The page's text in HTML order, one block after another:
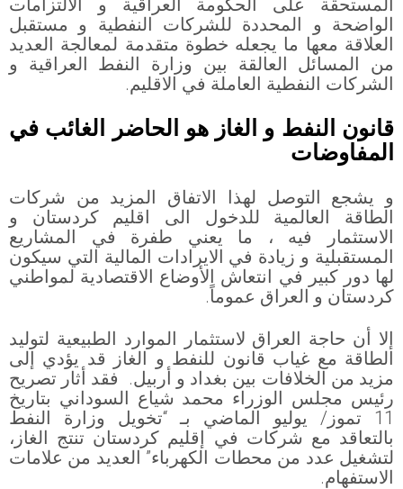
الواضحة و المحددة للشركات النفطية و مستقبل
العلاقة معها ما يجعله خطوة متقدمة لمعالجة العديد
من المسائل العالقة بين وزارة النفط العراقية و
الشركات النفطية العاملة في الاقليم.
قانون النفط و الغاز هو الحاضر الغائب في
المفاوضات
و يشجع التوصل لهذا الاتفاق المزيد من شركات
الطاقة العالمية للدخول الى اقليم كردستان و
الاستثمار فيه ، ما يعني طفرة في المشاريع
المستقبلية و زيادة في الايرادات المالية التي سيكون
لها دور كبير في انتعاش الأوضاع الاقتصادية لمواطني
كردستان و العراق عموماً.
إلا أن حاجة العراق لاستثمار الموارد الطبيعية لتوليد
الطاقة مع غياب قانون للنفط و الغاز قد يؤدي إلى
مزيد من الخلافات بين بغداد و أربيل. فقد أثار تصريح
رئيس مجلس الوزراء محمد شياع السوداني بتاريخ
11 تموز/ يوليو الماضي بـ “تخويل وزارة النفط
بالتعاقد مع شركات في إقليم كردستان تنتج الغاز،
لتشغيل عدد من محطات الكهرباء” العديد من علامات
الاستفهام.